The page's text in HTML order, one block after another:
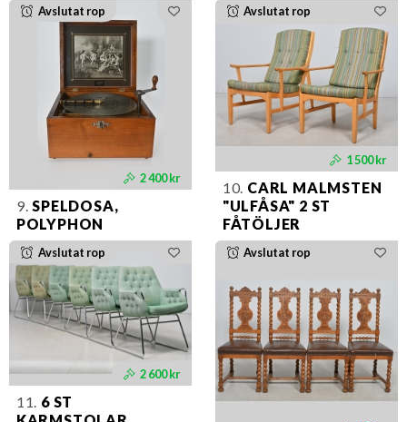
Avslutat rop
2 400 kr
9. SPELDOSA,
POLYPHON
Avslutat rop
1 500 kr
10. CARL MALMSTEN
"ULFÅSA" 2 ST
FÅTÖLJER
Avslutat rop
2 600 kr
11. 6 ST
Avslutat rop